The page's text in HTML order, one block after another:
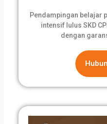
Pendampingan belajar
intensif lulus SKD
dengan